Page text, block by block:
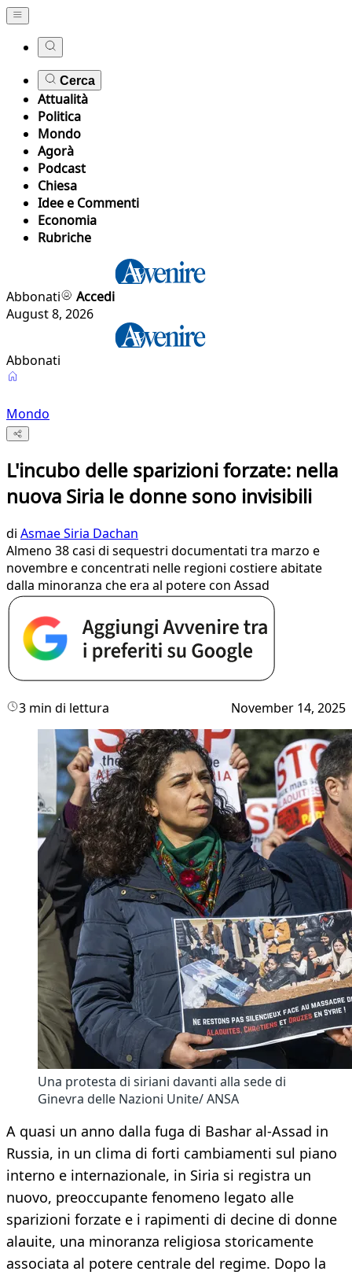
Cerca
Attualità
Politica
Mondo
Agorà
Podcast
Chiesa
Idee e Commenti
Economia
Rubriche
Abbonati
Accedi
August 8, 2026
Abbonati
Mondo
L'incubo delle sparizioni forzate: nella
nuova Siria le donne sono invisibili
di Asmae Siria Dachan
Almeno 38 casi di sequestri documentati tra marzo e
novembre e concentrati nelle regioni costiere abitate
dalla minoranza che era al potere con Assad
3 min di lettura November 14, 2025
Una protesta di siriani davanti alla sede di
Ginevra delle Nazioni Unite/ ANSA
A quasi un anno dalla fuga di Bashar al-Assad in
Russia, in un clima di forti cambiamenti sul piano
interno e internazionale, in Siria si registra un
nuovo, preoccupante fenomeno legato alle
sparizioni forzate e i rapimenti di decine di donne
alauite, una minoranza religiosa storicamente
associata al potere centrale del regime. Dopo la